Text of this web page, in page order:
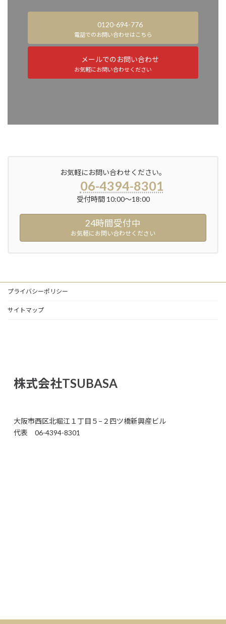
0120-694-776
電話でのお問い合わせはこちら
メールでのお問い合わせ
お気軽にお問い合わせください
お気軽にお問い合わせください。
06-4394-8301
受付時間 10:00～18:00
24時間受付中
お気軽にお問い合わせください
プライバシーポリシー
サイトマップ
株式会社TSUBASA
大阪市西区北堀江１丁目５−２四ツ橋新興産ビル
代表 06-4394-8301